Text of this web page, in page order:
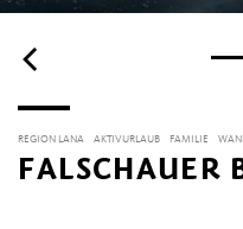
REGION LANA AKTIVURLAUB FAMILIE
FALSCHAUER